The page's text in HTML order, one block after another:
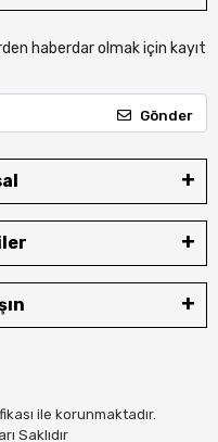
haberdar olmak için kayıt
Gönder
ile korunmaktadır.
Saklıdır